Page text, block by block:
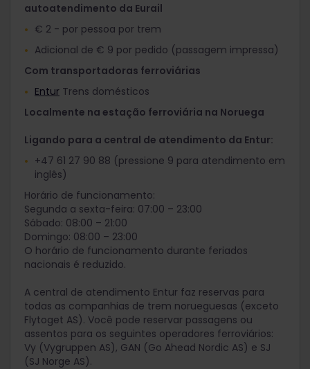
autoatendimento da Eurail
€ 2 - por pessoa por trem
Adicional de € 9 por pedido (passagem impressa)
Com transportadoras ferroviárias
Entur Trens domésticos
Localmente na estação ferroviária na Noruega
Ligando para a central de atendimento da Entur:
+47 61 27 90 88 (pressione 9 para atendimento em
inglês)
Horário de funcionamento:
Segunda a sexta-feira: 07:00 – 23:00
Sábado: 08:00 – 21:00
Domingo: 08:00 – 23:00
O horário de funcionamento durante feriados
nacionais é reduzido.
A central de atendimento Entur faz reservas para
todas as companhias de trem norueguesas (exceto
Flytoget AS). Você pode reservar passagens ou
assentos para os seguintes operadores ferroviários:
Vy (Vygruppen AS), GAN (Go Ahead Nordic AS) e SJ
(SJ Norge AS).